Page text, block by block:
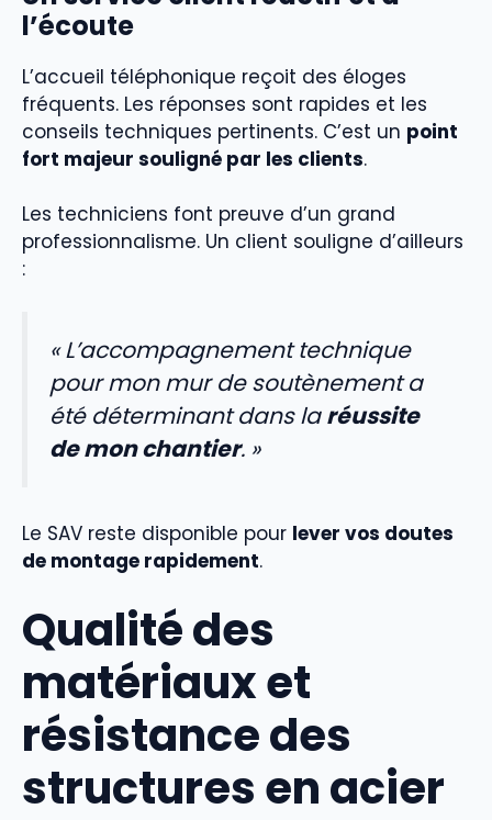
l’écoute
L’accueil téléphonique reçoit des éloges
fréquents. Les réponses sont rapides et les
conseils techniques pertinents. C’est un point
fort majeur souligné par les clients.
Les techniciens font preuve d’un grand
professionnalisme. Un client souligne d’ailleurs
:
« L’accompagnement technique
pour mon mur de soutènement a
été déterminant dans laréussite
de mon chantier. »
Le SAV reste disponible pour lever vos doutes
de montage rapidement.
Qualité des
matériaux et
résistance des
structures en acier